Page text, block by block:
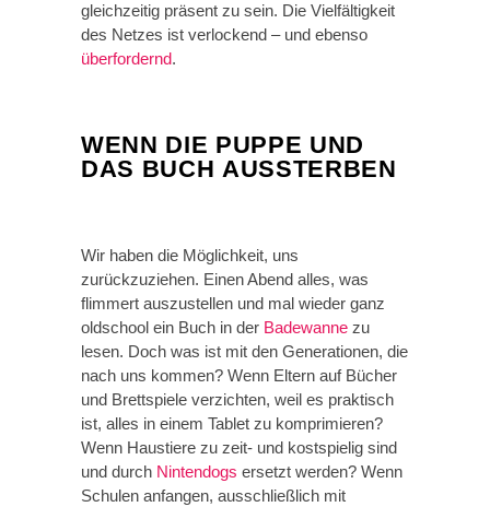
gleichzeitig präsent zu sein. Die Vielfältigkeit
des Netzes ist verlockend – und ebenso
überfordernd.
WENN DIE PUPPE UND
DAS BUCH AUSSTERBEN
Wir haben die Möglichkeit, uns
zurückzuziehen. Einen Abend alles, was
flimmert auszustellen und mal wieder ganz
oldschool ein Buch in der Badewanne zu
lesen. Doch was ist mit den Generationen, die
nach uns kommen? Wenn Eltern auf Bücher
und Brettspiele verzichten, weil es praktisch
ist, alles in einem Tablet zu komprimieren?
Wenn Haustiere zu zeit- und kostspielig sind
und durch Nintendogs ersetzt werden? Wenn
Schulen anfangen, ausschließlich mit